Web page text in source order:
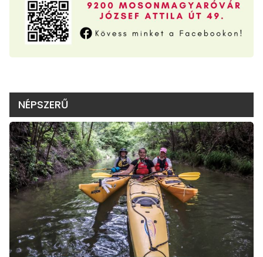
NÉPSZERŰ